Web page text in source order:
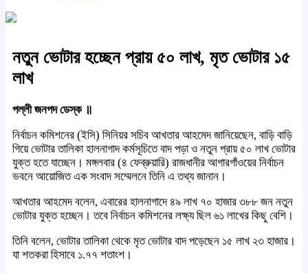
নতুন ভোটার হচ্ছেন প্রায় ৫০ লাখ, মৃত ভোটার ১৫
লাখ
পল্লী জনপদ ডেস্ক ॥
নির্বাচন কমিশনের (ইসি) সিনিয়র সচিব আখতার আহমেদ জানিয়েছেন, বাড়ি বাড়ি
গিয়ে ভোটার তালিকা হালনাগাদ কর্মসূচিতে বাদ পড়া ও নতুন প্রায় ৫০ লাখ ভোটার
যুক্ত হতে যাচ্ছেন। মঙ্গলবার (৪ ফেব্রুয়ারি) রাজধানীর আগারগাঁওয়ের নির্বাচন
ভবনে আয়োজিত এক সংবাদ সম্মেলনে তিনি এ তথ্য জানান।
আখতার আহমেদ বলেন, এবারের হালনাগাদে ৪৯ লাখ ৭০ হাজার ৩৮৮ জন নতুন
ভোটার যুক্ত হচ্ছেন। তবে নির্বাচন কমিশনের লক্ষ্য ছিল ৬১ লাখের কিছু বেশি।
তিনি বলেন, ভোটার তালিকা থেকে মৃত ভোটার বাদ পড়েছেন ১৫ লাখ ২৩ হাজার।
যা শতকরা হিসাবে ১.৭৭ শতাংশ।